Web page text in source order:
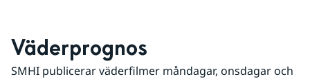
Väderprognos
SMHI publicerar väderfilmer måndagar, onsdagar och